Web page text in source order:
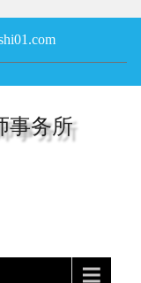
事务所